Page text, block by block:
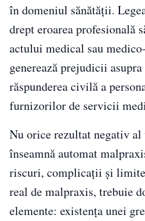
în domeniul sănătății.
drept eroarea profesională
actului medical sau
generează prejudicii
răspunderea civilă a
furnizorilor de servicii
Nu orice rezultat negativ
înseamnă automat
riscuri, complicații și
real de malpraxis, trebuie
elemente: existența unei